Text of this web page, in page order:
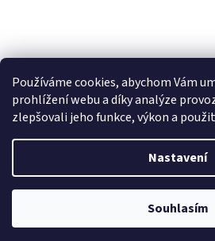
Používáme cookies, abychom Vám
prohlížení webu a díky analýze
zlepšovali jeho funkce, výkon a
Nastavení
Souhlasím
Vytvořil
HiPrint.cz.